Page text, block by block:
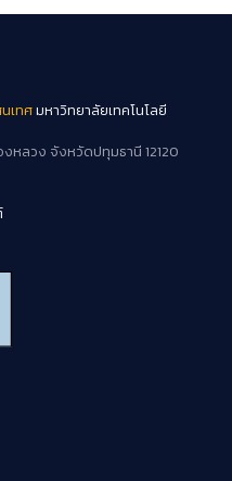
เทศมหาวิทยาลัยเทคโนโลยี
หลวง จังหวัดปทุมธานี 12120